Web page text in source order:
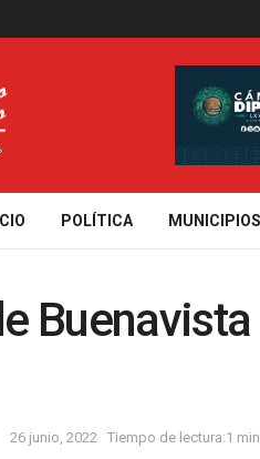
POLÍTICA MUNICIPIOS
26 junio, 2022 Tiempo de lectura:1